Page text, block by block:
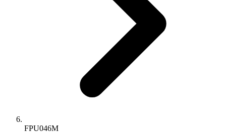
FPU046M